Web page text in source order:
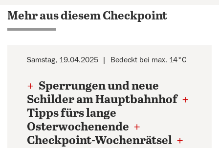
Mehr aus diesem Checkpoint
Samstag, 19.04.2025 Bedeckt bei max. 14°C
+ Sperrungen und neue
Schilder am Hauptbahnhof +
Tipps fürs lange
Osterwochenende +
Checkpoint-Wochenrätsel +